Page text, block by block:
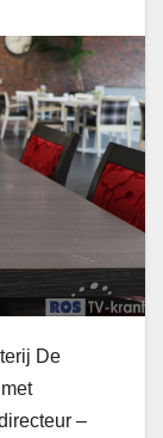
De
–